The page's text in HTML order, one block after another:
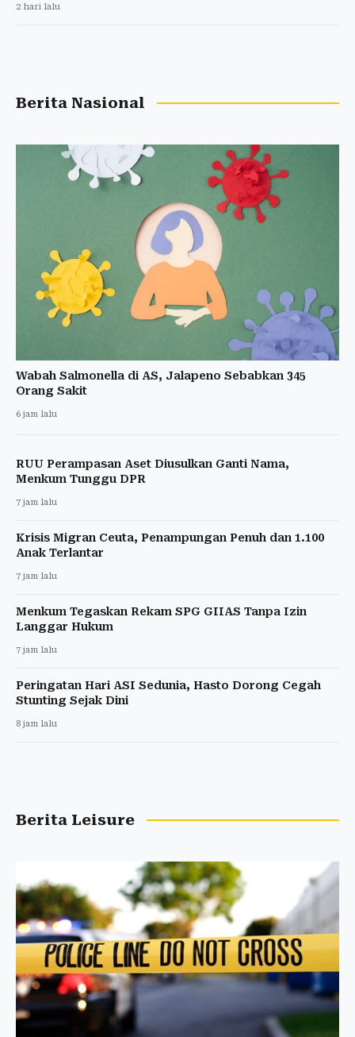
2 hari lalu
Berita Nasional
Wabah Salmonella di AS, Jalapeno Sebabkan 345
Orang Sakit
6 jam lalu
RUU Perampasan Aset Diusulkan Ganti Nama,
Menkum Tunggu DPR
7 jam lalu
Krisis Migran Ceuta, Penampungan Penuh dan 1.100
Anak Terlantar
7 jam lalu
Menkum Tegaskan Rekam SPG GIIAS Tanpa Izin
Langgar Hukum
7 jam lalu
Peringatan Hari ASI Sedunia, Hasto Dorong Cegah
Stunting Sejak Dini
8 jam lalu
Berita Leisure